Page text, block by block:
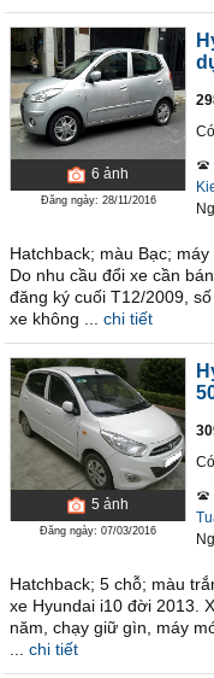
6 ảnh
Đăng ngày: 28/11/2016
Hatchback; màu Bạc;
Do nhu cầu đổi xe cần
đăng ký cuối T12/2009,
xe không ...
chi tiết
5 ảnh
Đăng ngày: 07/03/2016
Hatchback; 5 chỗ; màu
xe Hyundai i10 đời 2013.
năm, chạy giữ gìn, máy
chi tiết